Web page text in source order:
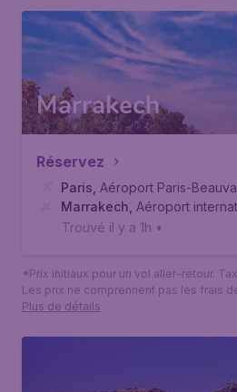
Marrakech
Réservez
Paris Aéroport Paris-
Marrakech Aéroport
Trouvé il y a 1h •
*Prix initiaux pour un vol aller-retour.
Les prix ne comprennent pas les frais
Plus de détails